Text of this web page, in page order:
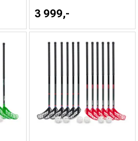
3 999,-